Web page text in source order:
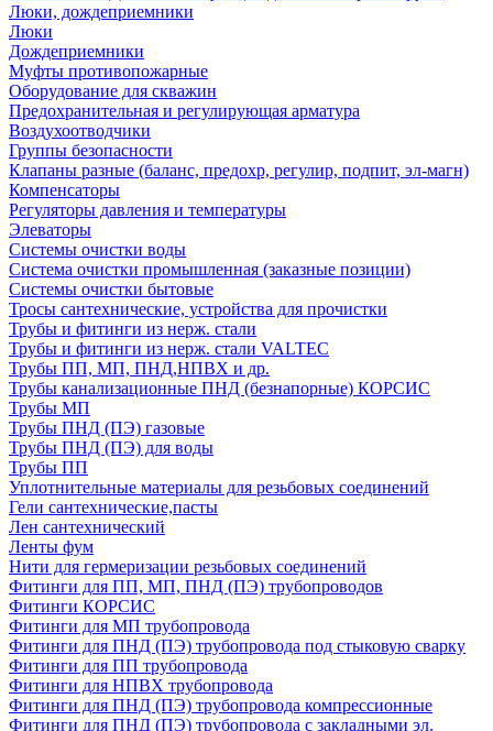
Люки, дождеприемники
Люки
Дождеприемники
Муфты противопожарные
Оборудование для скважин
Предохранительная и регулирующая арматура
Воздухоотводчики
Группы безопасности
Клапаны разные (баланс, предохр, регулир, подпит, эл-магн)
Компенсаторы
Регуляторы давления и температуры
Элеваторы
Системы очистки воды
Система очистки промышленная (заказные позиции)
Системы очистки бытовые
Тросы сантехнические, устройства для прочистки
Трубы и фитинги из нерж. стали
Трубы и фитинги из нерж. стали VALTEC
Трубы ПП, МП, ПНД,НПВХ и др.
Трубы канализационные ПНД (безнапорные) КОРСИС
Трубы МП
Трубы ПНД (ПЭ) газовые
Трубы ПНД (ПЭ) для воды
Трубы ПП
Уплотнительные материалы для резьбовых соединений
Гели сантехнические,пасты
Лен сантехнический
Ленты фум
Нити для гермеризации резьбовых соединений
Фитинги для ПП, МП, ПНД (ПЭ) трубопроводов
Фитинги КОРСИС
Фитинги для МП трубопровода
Фитинги для ПНД (ПЭ) трубопровода под стыковую сварку
Фитинги для ПП трубопровода
Фитинги для НПВХ трубопровода
Фитинги для ПНД (ПЭ) трубопровода компрессионные
Фитинги для ПНД (ПЭ) трубопровода с закладными эл.